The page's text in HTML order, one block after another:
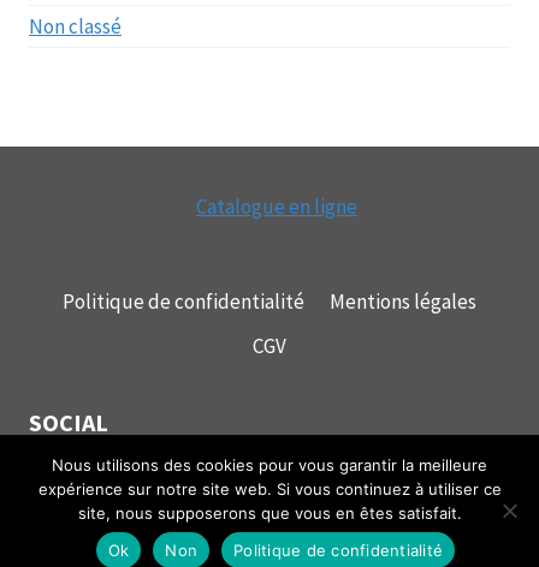
Non classé
Catalogue en ligne
Politique de confidentialité
Mentions légales
CGV
SOCIAL
© 2026 mecagrip
Nous utilisons des cookies pour vous garantir la meilleure
expérience sur notre site web. Si vous continuez à utiliser ce
site, nous supposerons que vous en êtes satisfait.
Ok
Non Politique de confidentialité